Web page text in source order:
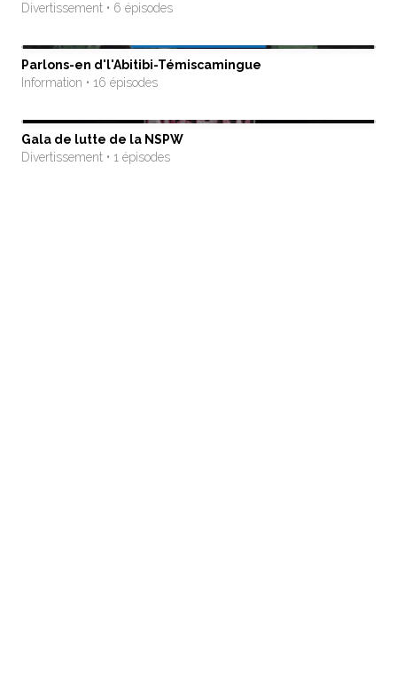
Divertissement • 6 épisodes
Parlons-en d'l'Abitibi-Témiscamingue
Information • 16 épisodes
Gala de lutte de la NSPW
Divertissement • 1 épisodes